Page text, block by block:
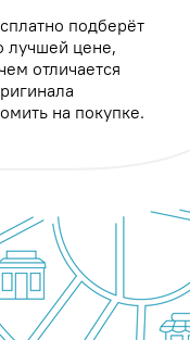
подберёт
лучшей цене,
отличается
на покупке.